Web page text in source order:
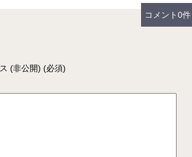
コメント0件
(非公開) (必須)